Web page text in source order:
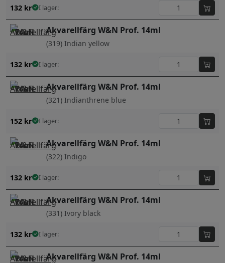
132 kr I lager:
Akvarellfärg W&N Prof. 14ml
(319) Indian yellow
132 kr I lager:
Akvarellfärg W&N Prof. 14ml
(321) Indianthrene blue
152 kr I lager:
Akvarellfärg W&N Prof. 14ml
(322) Indigo
132 kr I lager:
Akvarellfärg W&N Prof. 14ml
(331) Ivory black
132 kr I lager:
Akvarellfärg W&N Prof. 14ml